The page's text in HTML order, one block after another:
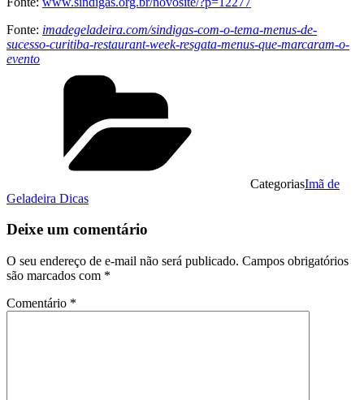
Fonte: imadegeladeira.com/sindigas-com-o-tema-menus-de-
sucesso-curitiba-restaurant-week-resgata-menus-que-marcaram-o-
evento
CategoriasImã de
Geladeira Dicas
Deixe um comentário
O seu endereço de e-mail não será publicado. Campos obrigatórios
são marcados com *
Comentário *